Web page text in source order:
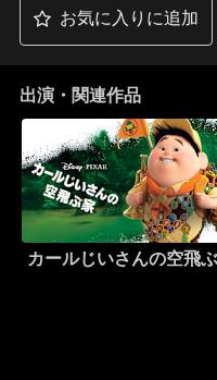
お気に入りに追加
出演・関連作品
カールじいさんの空飛